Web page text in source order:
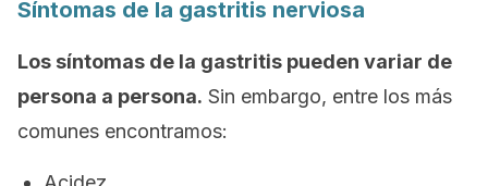
Síntomas de la gastritis nerviosa
Los síntomas de la gastritis pueden variar de
persona a persona. Sin embargo, entre los más
comunes encontramos: